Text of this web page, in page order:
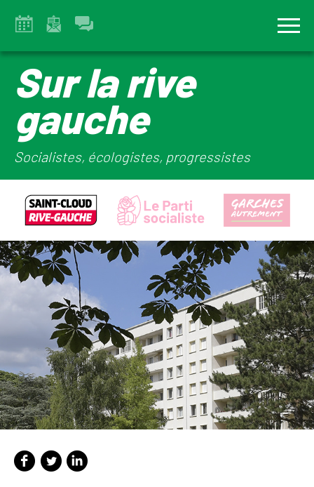
Sur la rive
gauche
Socialistes, écologistes, progressistes